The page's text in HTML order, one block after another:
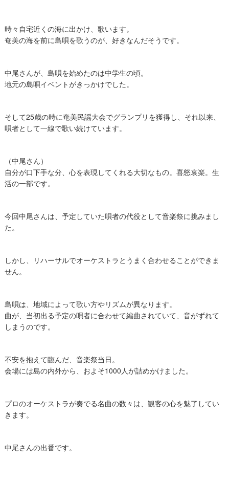
時々自宅近くの海に出かけ、歌います。
奄美の海を前に島唄を歌うのが、好きなんだそうです。
中尾さんが、島唄を始めたのは中学生の頃。
地元の島唄イベントがきっかけでした。
そして25歳の時に奄美民謡大会でグランプリを獲得し、それ以来、
唄者として一線で歌い続けています。
（中尾さん）
自分が口下手な分、心を表現してくれる大切なもの。喜怒哀楽。生
活の一部です。
今回中尾さんは、予定していた唄者の代役として音楽祭に挑みまし
た。
しかし、リハーサルでオーケストラとうまく合わせることができま
せん。
​島唄は、地域によって歌い方やリズムが異なります。
曲が、当初出る予定の唄者に合わせて編曲されていて、音がずれて
しまうのです。
不安を抱えて臨んだ、音楽祭当日。
会場には島の内外から、およそ1000人が詰めかけました。
プロのオーケストラが奏でる名曲の数々は、観客の心を魅了してい
きます。
中尾さんの出番です。